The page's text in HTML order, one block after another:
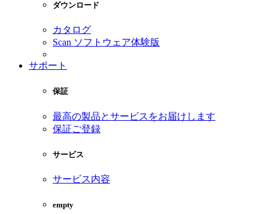
ダウンロード
カタログ
Scan ソフトウェア体験版
サポート
保証
最高の製品とサービスをお届けします
保証ご登録
サービス
サービス内容
empty